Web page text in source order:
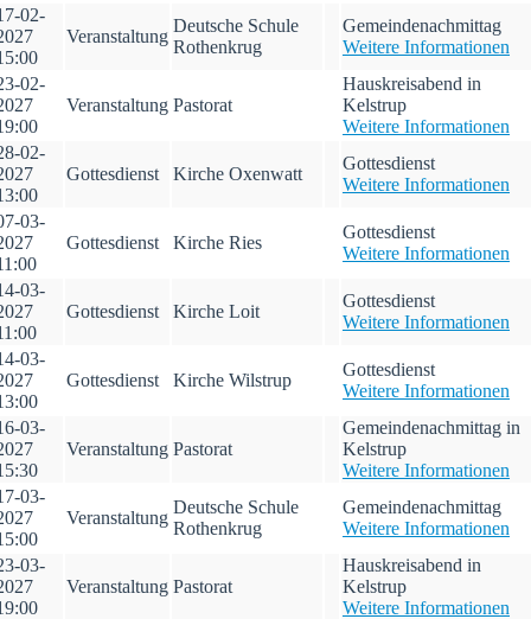
02-
Veranstaltung
Deutsche Schule
Rothenkrug
Gemeindenachmittag
Weitere Informationen
02-
Veranstaltung Pastorat
Hauskreisabend in
Kelstrup
Weitere Informationen
02-
Gottesdienst Kirche Oxenwatt
Gottesdienst
Weitere Informationen
03-
Gottesdienst Kirche Ries
Gottesdienst
Weitere Informationen
03-
Gottesdienst Kirche Loit
Gottesdienst
Weitere Informationen
03-
Gottesdienst Kirche Wilstrup
Gottesdienst
Weitere Informationen
03-
Veranstaltung Pastorat
Gemeindenachmittag in
Kelstrup
Weitere Informationen
03-
Veranstaltung
Deutsche Schule
Rothenkrug
Gemeindenachmittag
Weitere Informationen
03-
Veranstaltung Pastorat
Hauskreisabend in
Kelstrup
Weitere Informationen